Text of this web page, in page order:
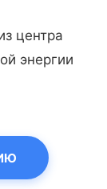
центра
энергии